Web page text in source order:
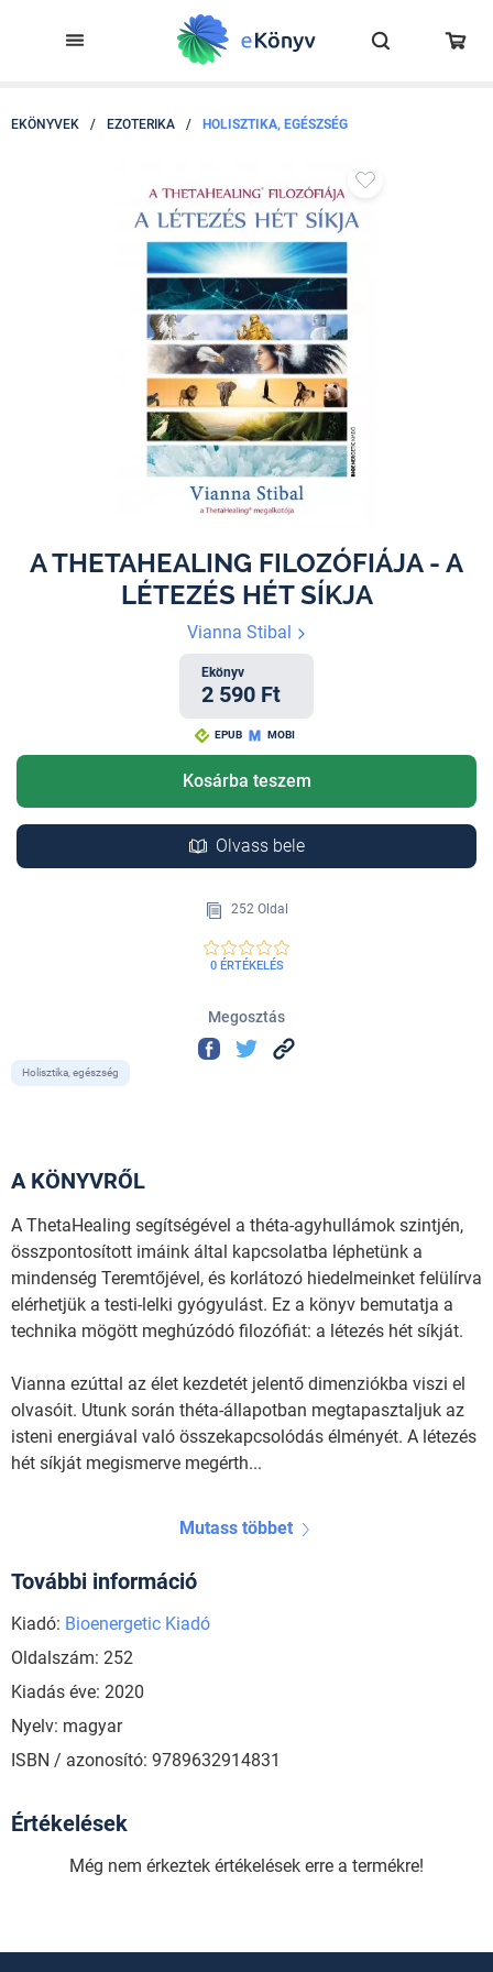
EKÖNYVEK / EZOTERIKA / HOLISZTIKA, EGÉSZSÉG
A THETAHEALING FILOZÓFIÁJA - A
LÉTEZÉS HÉT SÍKJA
Vianna Stibal
Ekönyv
2 590 Ft
EPUB MOBI
Kosárba teszem
Olvass bele
252 Oldal
0 ÉRTÉKELÉS
Megosztás
Holisztika, egészség
A KÖNYVRŐL
A ThetaHealing segítségével a théta-agyhullámok szintjén,
összpontosított imáink által kapcsolatba léphetünk a
mindenség Teremtőjével, és korlátozó hiedelmeinket felülírva
elérhetjük a testi-lelki gyógyulást. Ez a könyv bemutatja a
technika mögött meghúzódó filozófiát: a létezés hét síkját.
Vianna ezúttal az élet kezdetét jelentő dimenziókba viszi el
olvasóit. Utunk során théta-állapotban megtapasztaljuk az
isteni energiával való összekapcsolódás élményét. A létezés
hét síkját megismerve megérth...
Mutass többet
További információ
Kiadó: Bioenergetic Kiadó
Oldalszám: 252
Kiadás éve: 2020
Nyelv: magyar
ISBN / azonosító: 9789632914831
Értékelések
Még nem érkeztek értékelések erre a termékre!